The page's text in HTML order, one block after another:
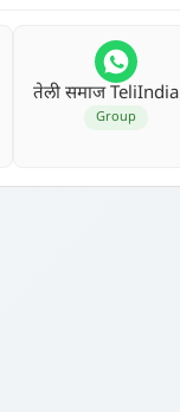
तेली समाज
Group